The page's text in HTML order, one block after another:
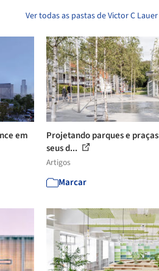
Ver todas as pastas de Victor C Lauer
em
Projetando parques e
seus d...
Artigos
Marcar